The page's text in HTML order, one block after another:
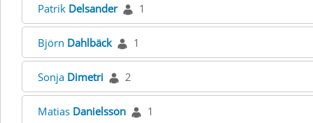
Patrik Delsander 1
Björn Dahlbäck 1
Sonja Dimetri 2
Matias Danielsson 1